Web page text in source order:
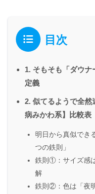
目次
1. そもそも「ダウ
定義
2. 似てるようで全
病みかわ系】比較表
明日から真似でき
つの鉄則」
鉄則①：サイズ感
解
鉄則②：色は「夜